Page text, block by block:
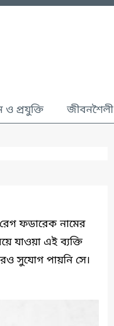
ও প্রযুক্তি জীবনশৈলী
ফডারেক নামের
যাওয়া এই ব্যক্তি
সুযোগ পায়নি সে।